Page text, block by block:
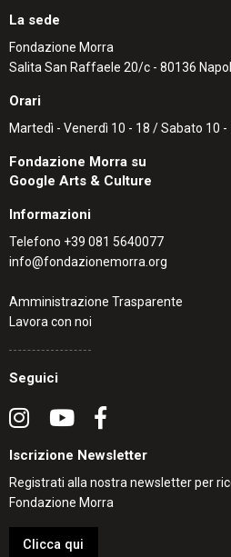
La sede
Fondazione Morra
Salita San Raffaele 20/c - 80136
Orari
Martedì - Venerdì 10 - 18 / Sabato 10 -
Fondazione Morra su
Google Arts & Culture
Informazioni
Telefono +39 081 5640077
info@fondazionemorra.org
Amministrazione Trasparente
Lavora con noi
Seguici
Iscrizione Newsletter
Registrati alla nostra newsletter per
Fondazione Morra
Clicca qui